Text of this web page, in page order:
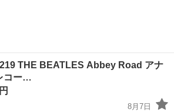
THE BEATLES Abbey Road アナ
コー…
8月7日